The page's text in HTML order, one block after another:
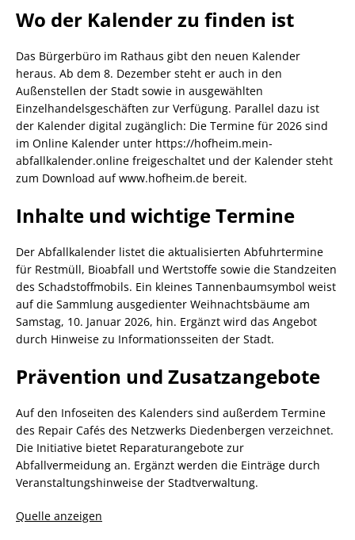
Wo der Kalender zu finden ist
Das Bürgerbüro im Rathaus gibt den neuen Kalender
heraus. Ab dem 8. Dezember steht er auch in den
Außenstellen der Stadt sowie in ausgewählten
Einzelhandelsgeschäften zur Verfügung. Parallel dazu ist
der Kalender digital zugänglich: Die Termine für 2026 sind
im Online Kalender unter https://hofheim.mein-
abfallkalender.online freigeschaltet und der Kalender steht
zum Download auf www.hofheim.de bereit.
Inhalte und wichtige Termine
Der Abfallkalender listet die aktualisierten Abfuhrtermine
für Restmüll, Bioabfall und Wertstoffe sowie die Standzeiten
des Schadstoffmobils. Ein kleines Tannenbaumsymbol weist
auf die Sammlung ausgedienter Weihnachtsbäume am
Samstag, 10. Januar 2026, hin. Ergänzt wird das Angebot
durch Hinweise zu Informationsseiten der Stadt.
Prävention und Zusatzangebote
Auf den Infoseiten des Kalenders sind außerdem Termine
des Repair Cafés des Netzwerks Diedenbergen verzeichnet.
Die Initiative bietet Reparaturangebote zur
Abfallvermeidung an. Ergänzt werden die Einträge durch
Veranstaltungshinweise der Stadtverwaltung.
Quelle anzeigen